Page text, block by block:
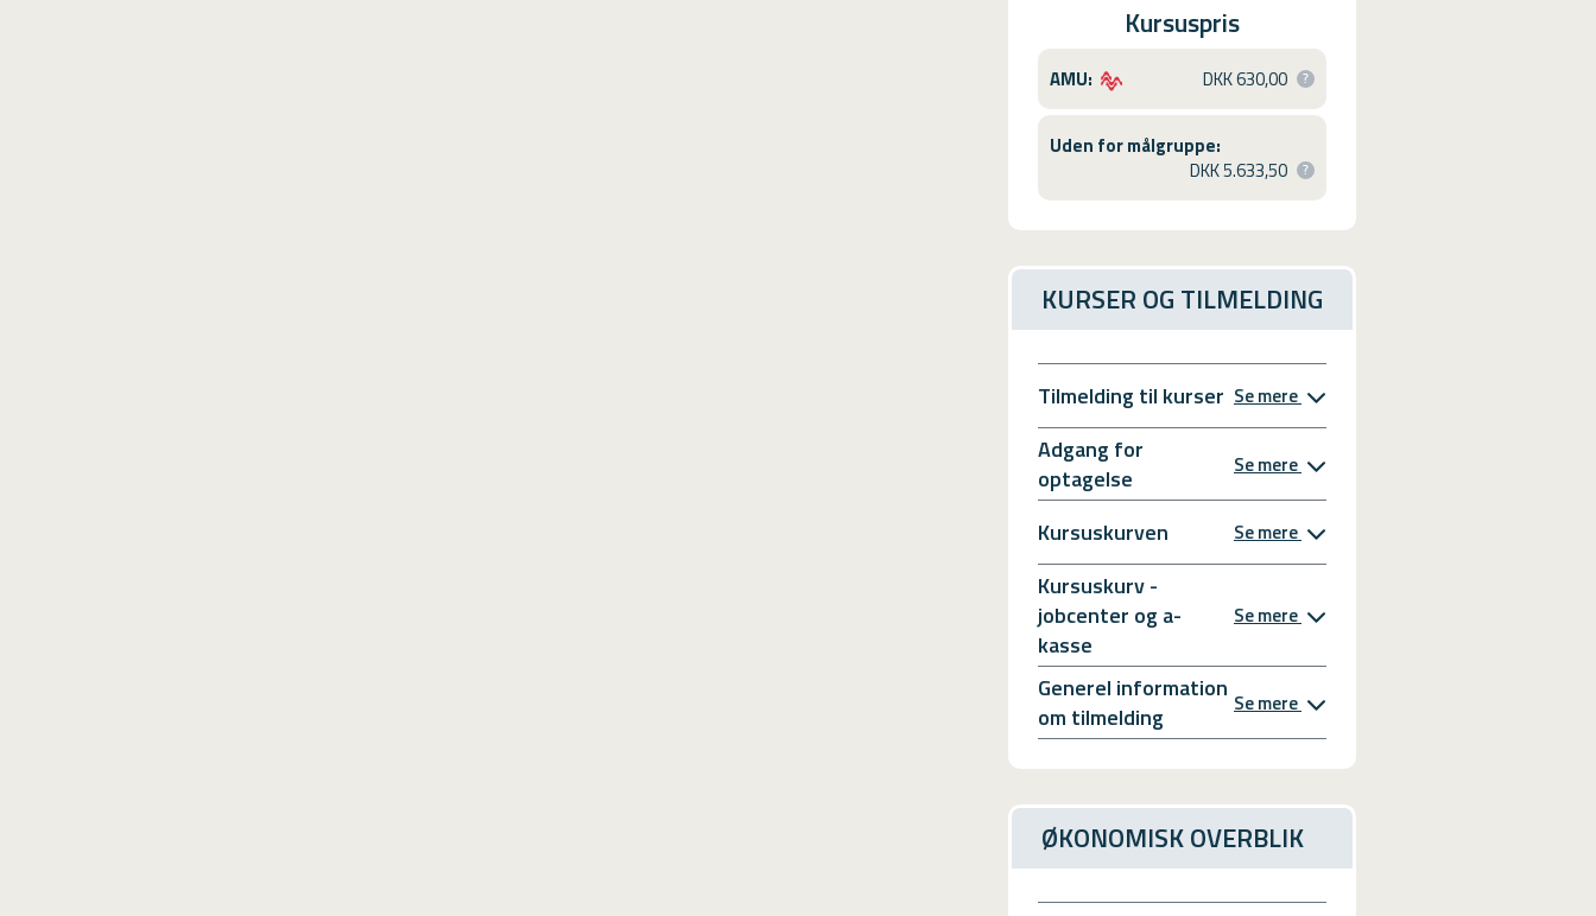
Kursuspris
AMU: DKK 630,00
Uden for målgruppe:
DKK 5.633,50
KURSER OG TILMELDING
Tilmelding til kurser Se mere
Adgang for
optagelse
Se mere
Kursuskurven Se mere
Kursuskurv -
jobcenter og a-
kasse
Se mere
Generel information
om tilmelding
Se mere
ØKONOMISK OVERBLIK